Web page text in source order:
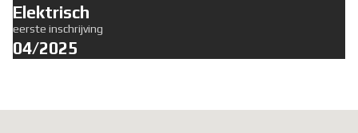
Elektrisch
eerste inschrijving
04/2025